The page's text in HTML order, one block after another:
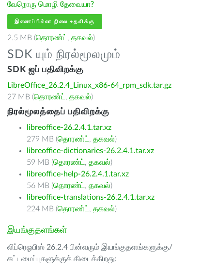
வேறொரு மொழி தேவையா?
இணைப்பில்லா நிலை உதவிக்கு
2.5 MB (தொரண்ட் , தகவல்)
SDK யும் நிரல்மூலமும்
SDK ஐப் பதிவிறக்கு
LibreOffice_26.2.4_Linux_x86-64_rpm_sdk.tar.gz
27 MB (தொரண்ட் , தகவல்)
நிரல்மூலத்தைப் பதிவிறக்கு
libreoffice-26.2.4.1.tar.xz
279 MB (தொரண்ட் , தகவல்)
libreoffice-dictionaries-26.2.4.1.tar.xz
59 MB (தொரண்ட் , தகவல்)
libreoffice-help-26.2.4.1.tar.xz
56 MB (தொரண்ட் , தகவல்)
libreoffice-translations-26.2.4.1.tar.xz
224 MB (தொரண்ட் , தகவல்)
இயங்குதளங்கள்
லிப்ரெஓபிஸ் 26.2.4 பின்வரும் இயங்குதளங்களுக்கு/
கட்டமைப்புகளுக்குக் கிடைக்கிறது: